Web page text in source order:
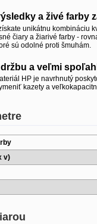
a živé farby
unikátnu kombináciu
čiary a žiarivé farby -
sú odolné proti šmuhám.
a veľmi
HP je navrhnutý
kazety a
v)